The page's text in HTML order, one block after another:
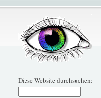
Diese Website durchsuchen: